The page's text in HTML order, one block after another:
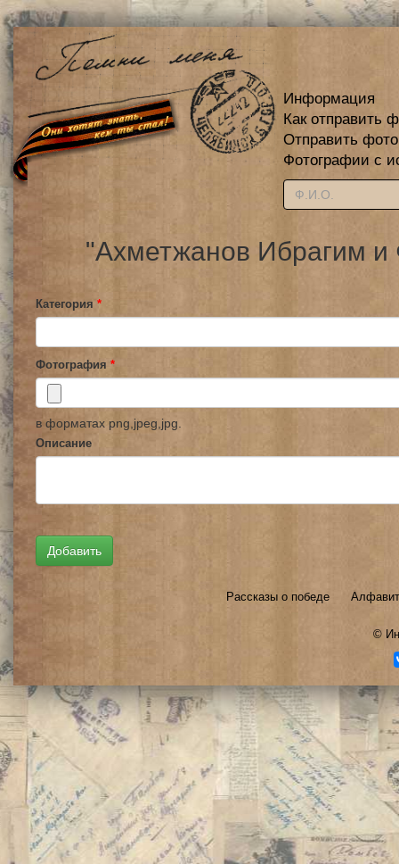
Информация
Как отправить
Отправить
Фотографии с
"Ахметжанов Ибрагим и
Категория *
Фотография *
в форматах png,jpeg,jpg.
Описание
Рассказы о победе
©